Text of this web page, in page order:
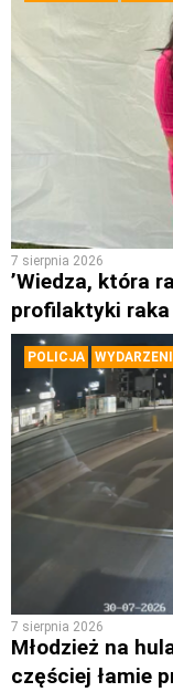
7 sierpnia 2026
’Wiedza, która
profilaktyki
POLICJA
7 sierpnia 2026
Młodzież na
częściej łamie